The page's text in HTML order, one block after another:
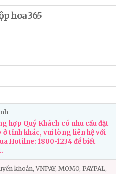
hoa 365
hợp Quý Khách có nhu cầu đặt
ở tỉnh khác, vui lòng liên hệ với
Hotilne: 1800-1234 để biết
khoản, VNPAY, MOMO, PAYPAL,